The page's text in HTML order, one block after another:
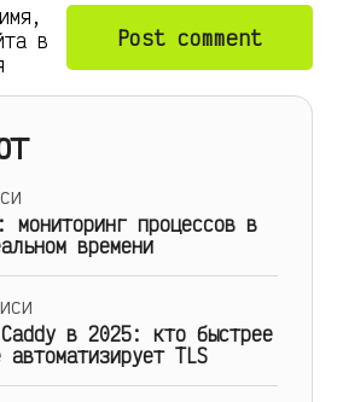
в
процессов в
времени
в 2025: кто быстрее
TLS